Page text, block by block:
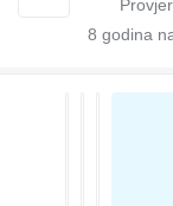
8 godina